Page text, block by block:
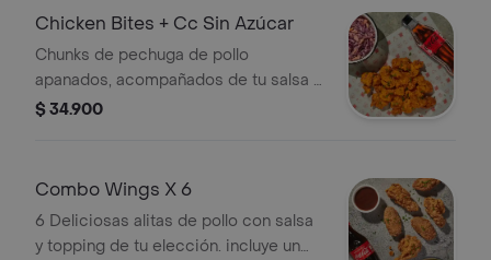
Chicken Bites + Cc Sin Azúcar
Chunks de pechuga de pollo
apanados, acompañados de tu salsa y
topping favoritos + coca cola sin
$ 34.900
Combo Wings X 6
6 Deliciosas alitas de pollo con salsa
y topping de tu elección. incluye un